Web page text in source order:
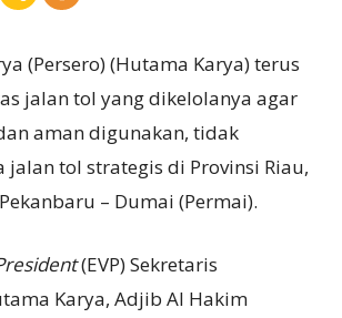
(Persero) (Hutama Karya) terus
jalan tol yang dikelolanya agar
aman digunakan, tidak
jalan tol strategis di Provinsi Riau,
– Dumai (Permai).
(EVP) Sekretaris
Karya, Adjib Al Hakim